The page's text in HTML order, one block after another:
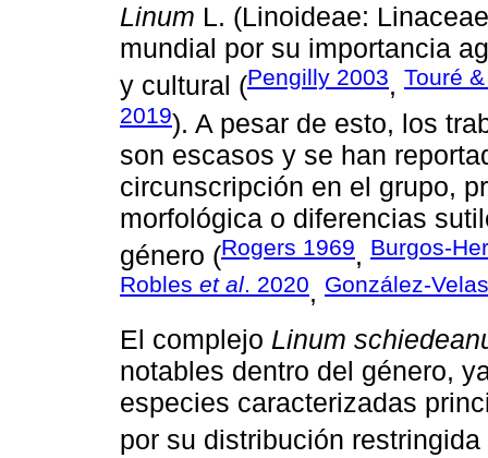
Linum L. (Linoideae:
mundial por su importancia
y cultural (Pengilly 2003, Touré
2019). A pesar de esto, los
son escasos y se han
circunscripción en el grupo,
morfológica o diferencias
género (Rogers 1969, Burgos-
Robles et al. 2020, González-
El complejo Linum
notables dentro del género,
especies caracterizadas
por su distribución